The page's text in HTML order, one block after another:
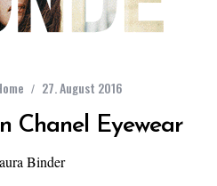
27. August 2016
Chanel Eyewear
Binder